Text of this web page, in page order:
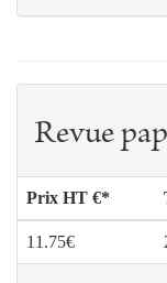
Revue
Prix HT €*
11.75€